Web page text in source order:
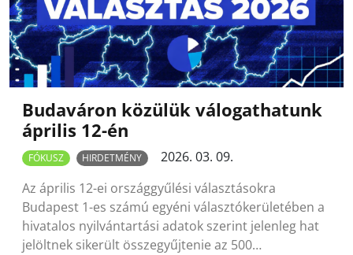
Budaváron közülük válogathatunk
április 12-én
FÓKUSZ HIRDETMÉNY
2026. 03. 09.
Az április 12-ei országgyűlési választásokra
Budapest 1-es számú egyéni választókerületében a
hivatalos nyilvántartási adatok szerint jelenleg hat
jelöltnek sikerült összegyűjtenie az 500…